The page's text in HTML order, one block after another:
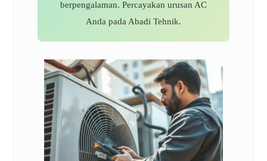
berpengalaman. Percayakan urusan AC
Anda pada Abadi Tehnik.